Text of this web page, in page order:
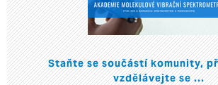
Staňte se součástí komunity,
vzdělávejte se ...